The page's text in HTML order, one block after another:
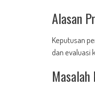
Alasan
Keputusan
dan evaluasi
Masalah